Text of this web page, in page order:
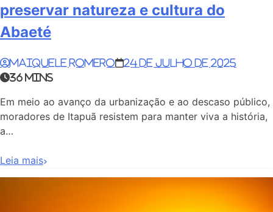
preservar natureza e cultura do
Abaeté
Maiquele Romero
24 de julho de 2025
36 mins
Em meio ao avanço da urbanização e ao descaso público,
moradores de Itapuã resistem para manter viva a história,
a…
Leia mais